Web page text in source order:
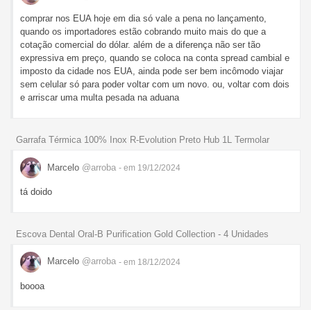
comprar nos EUA hoje em dia só vale a pena no lançamento,
quando os importadores estão cobrando muito mais do que a
cotação comercial do dólar. além de a diferença não ser tão
expressiva em preço, quando se coloca na conta spread cambial e
imposto da cidade nos EUA, ainda pode ser bem incômodo viajar
sem celular só para poder voltar com um novo. ou, voltar com dois
e arriscar uma multa pesada na aduana
Garrafa Térmica 100% Inox R-Evolution Preto Hub 1L Termolar
Marcelo @arroba - em 19/12/2024
tá doido
Escova Dental Oral-B Purification Gold Collection - 4 Unidades
Marcelo @arroba - em 18/12/2024
boooa